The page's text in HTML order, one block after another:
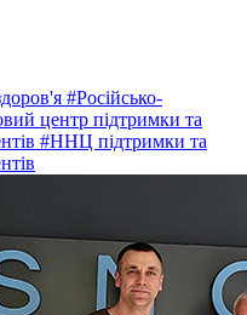
#Російсько-
центр підтримки та
#ННЦ підтримки та